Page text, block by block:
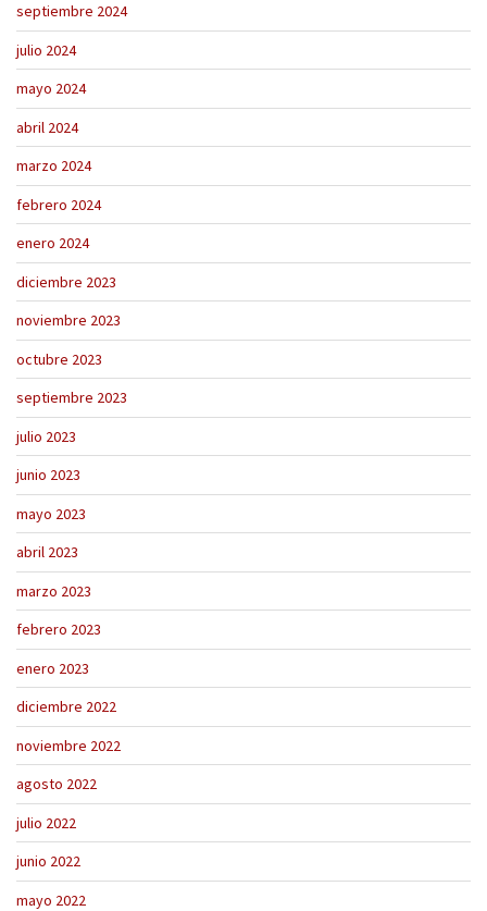
septiembre 2024
julio 2024
mayo 2024
abril 2024
marzo 2024
febrero 2024
enero 2024
diciembre 2023
noviembre 2023
octubre 2023
septiembre 2023
julio 2023
junio 2023
mayo 2023
abril 2023
marzo 2023
febrero 2023
enero 2023
diciembre 2022
noviembre 2022
agosto 2022
julio 2022
junio 2022
mayo 2022